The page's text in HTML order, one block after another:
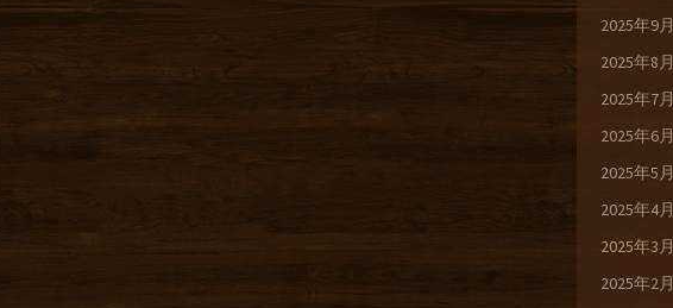
2025年9月
2025年8月
2025年7月
2025年6月
2025年5月
2025年4月
2025年3月
2025年2月